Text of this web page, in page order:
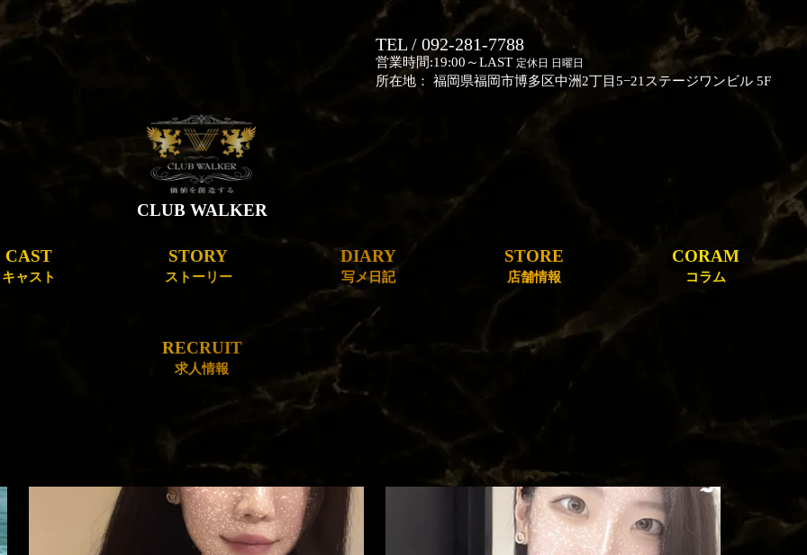
TEL / 092-281-7788
営業時間:19:00～LAST 定休日 日曜日
所在地： 福岡県福岡市博多区中洲2丁目5−21ステージワンビル 5F
CLUB WALKER
CAST
キャスト
STORY
ストーリー
DIARY
写メ日記
STORE
店舗情報
CORAM
コラム
RECRUIT
求人情報